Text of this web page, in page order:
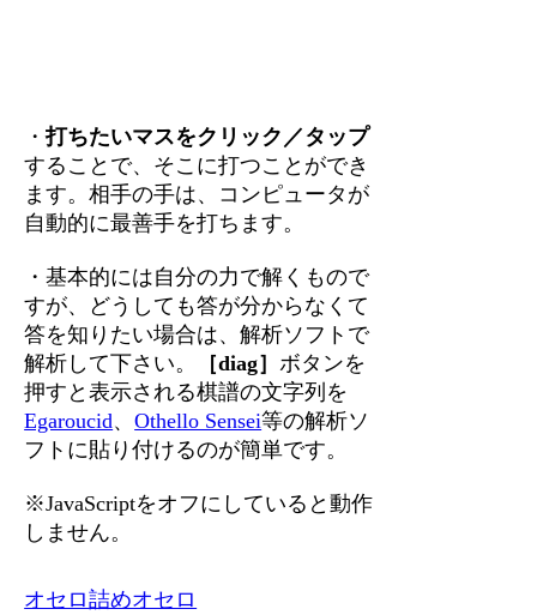
・打ちたいマスをクリック／タップ
することで、そこに打つことができ
ます。相手の手は、コンピュータが
自動的に最善手を打ちます。
・基本的には自分の力で解くもので
すが、どうしても答が分からなくて
答を知りたい場合は、解析ソフトで
解析して下さい。
［diag］ ボタンを
押すと表示される棋譜の文字列を
Egaroucid、Othello Sensei等の解析ソ
フトに貼り付けるのが簡単です。
※JavaScriptをオフにしていると動作
しません。
オセロ詰めオセロ